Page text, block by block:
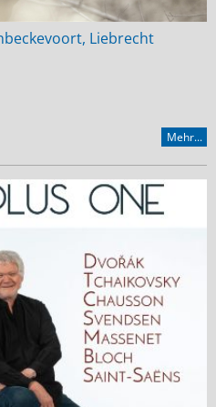
Liebrecht
Mehr...